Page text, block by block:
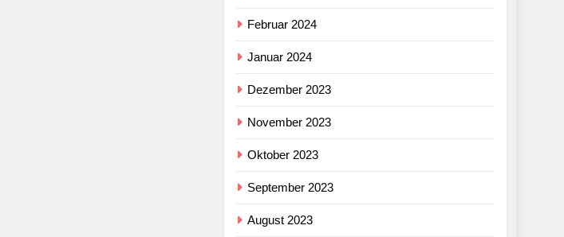
Februar 2024
Januar 2024
Dezember 2023
November 2023
Oktober 2023
September 2023
August 2023